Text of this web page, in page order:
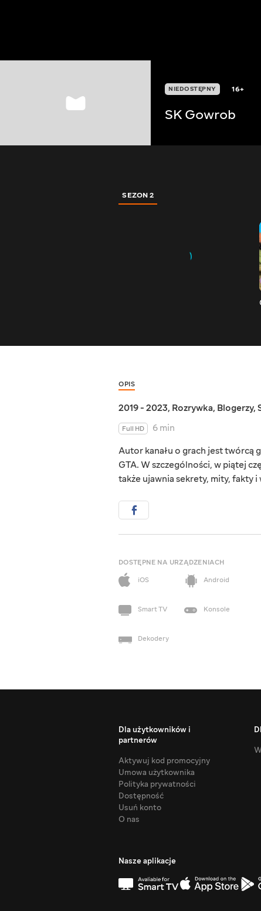
NIEDOSTĘPNY 16+
SK Gowrob
SEZON 2
OPIS
2019 - 2023, Rozrywka, Blogerzy,
Full HD
6 min
Autor kanału o grach jest twórcą
GTA. W szczególności, w piątej
także ujawnia sekrety, mity, fakty
DOSTĘPNE NA URZĄDZENIACH
iOS
Android
Smart TV Konsole
Dekodery
Dla użytkowników i
partnerów
Aktywuj kod promocyjny
Umowa użytkownika
Polityka prywatności
Dostępność
Usuń konto
O nas
Nasze aplikacje